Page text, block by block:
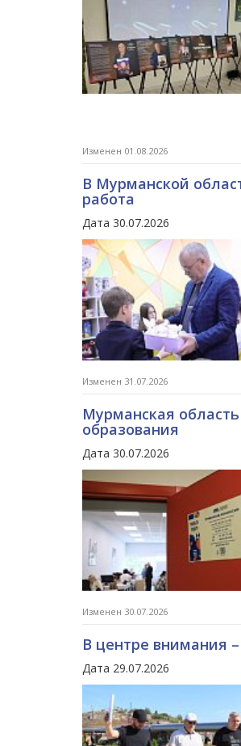
Изменен 01.08.2026
В Мурманской
работа
Дата 30.07.2026
Изменен 31.07.2026
Мурманская
образования
Дата 30.07.2026
Изменен 30.07.2026
В центре внимания
Дата 29.07.2026